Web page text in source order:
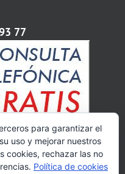
77
para garantizar el
uso y mejorar nuestros
cookies, rechazar las no
Política de cookies